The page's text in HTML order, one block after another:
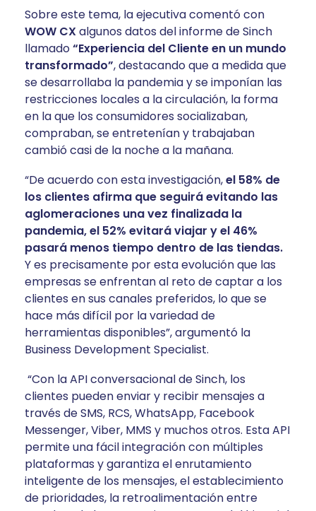
Sobre este tema, la ejecutiva comentó con
WOW CX algunos datos del informe de Sinch
llamado“Experiencia del Cliente en un mundo
transformado”, destacando que a medida que
se desarrollaba la pandemia y se imponían las
restricciones locales a la circulación, la forma
en la que los consumidores socializaban,
compraban, se entretenían y trabajaban
cambió casi de la noche a la mañana.
“De acuerdo con esta investigación,el 58% de
los clientes afirma que seguirá evitando las
aglomeraciones una vez finalizada la
pandemia, el 52% evitará viajar y el 46%
pasará menos tiempo dentro de las tiendas.
Y es precisamente por esta evolución que las
empresas se enfrentan al reto de captar a los
clientes en sus canales preferidos, lo que se
hace más difícil por la variedad de
herramientas disponibles”, argumentó la
Business Development Specialist.
“Con la API conversacional de Sinch, los
clientes pueden enviar y recibir mensajes a
través de SMS, RCS, WhatsApp, Facebook
Messenger, Viber, MMS y muchos otros. Esta API
permite una fácil integración con múltiples
plataformas y garantiza el enrutamiento
inteligente de los mensajes, el establecimiento
de prioridades, la retroalimentación entre